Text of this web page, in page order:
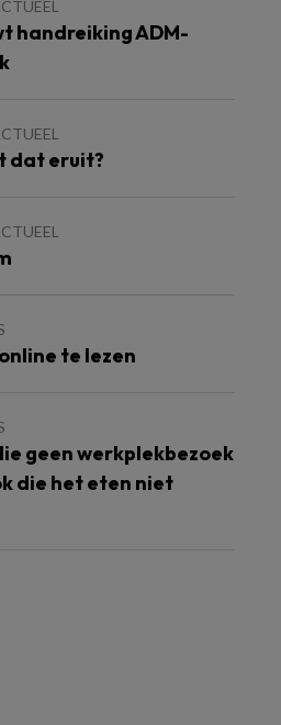
handreiking ADM-
dat eruit?
te lezen
geen werkplekbezoek
die het eten niet